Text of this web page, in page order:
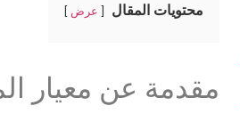
محتويات المقال عرض
مقدمة عن معيار